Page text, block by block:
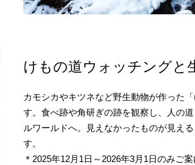
けもの道ウォッチングと
カモシカやキツネなど野生動物が作った
す。食べ跡や角研ぎの跡を観察し、人の
ルワールドへ。見えなかったものが見え
す。
＊2025年12月1日～2026年3月1日のみご